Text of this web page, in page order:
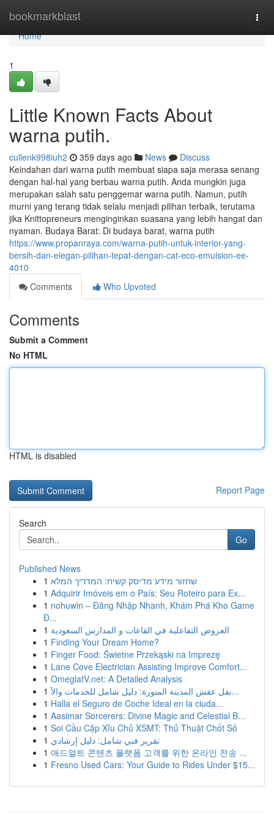
bookmarkblast
Home
Home
1
Little Known Facts About
warna putih.
cullenk998iuh2 359 days ago News
Discuss
Keindahan dari warna putih membuat siapa saja merasa senang
dengan hal-hal yang berbau warna putih. Anda mungkin juga
merupakan salah satu penggemar warna putih. Namun, putih
murni yang terang tidak selalu menjadi pilihan terbaik, terutama
jika Knittopreneurs menginginkan suasana yang lebih hangat dan
nyaman. Budaya Barat: Di budaya barat, warna putih
https://www.propanraya.com/warna-putih-untuk-interior-yang-
bersih-dan-elegan-pilihan-tepat-dengan-cat-eco-emulsion-ee-
4010
Comments
Who Upvoted
Comments
Submit a Comment
No HTML
HTML is disabled
Report Page
Search
Go
Published News
1 שחזור מידע מדיסק קשיח: המדריך המלא
1 Adquirir Imóveis em o País: Seu Roteiro para Ex...
1 nohuwin – Đăng Nhập Nhanh, Khám Phá Kho Game
Đ...
1 العروض التفاعلية في القاعات و المدارس السعودية
1 Finding Your Dream Home?
1 Finger Food: Świetne Przekąski na Imprezę
1 Lane Cove Electrician Assisting Improve Comfort...
1 OmeglatV.net: A Detailed Analysis
1
نقل عفش المدينة المنورة: دليل شامل للخدمات والأ...
1 Halla el Seguro de Coche Ideal en la ciuda...
1 Aasimar Sorcerers: Divine Magic and Celestial B...
1 Soi Cầu Cặp Xỉu Chủ XSMT: Thủ Thuật Chốt Số
1 تقرير فني شامل: دليل إرشادي
1 애드얼트 콘텐츠 플랫폼 고객를 위한 온라인 전송 ...
1 Fresno Used Cars: Your Guide to Rides Under $15...